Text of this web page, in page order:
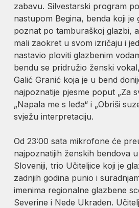
zabavu. Silvestarski program
nastupom Begina, benda koji je
poznat po tamburaškoj glazbi,
mali zaokret u svom izričaju i
nastavio ploviti glazbenim
bendu se pridružio ženski
Galić Granić koja je u bend
najpoznatije pjesme poput „Za
„Napala me s leđa“ i „Obriši
svježu interpretaciju.
Od 23:00 sata mikrofone će
najpoznatijih ženskih bendova
Sloveniji, trio Učiteljice koji je
zadnjih godina punio i
imenima regionalne glazbene
Severine i Nede Ukraden.